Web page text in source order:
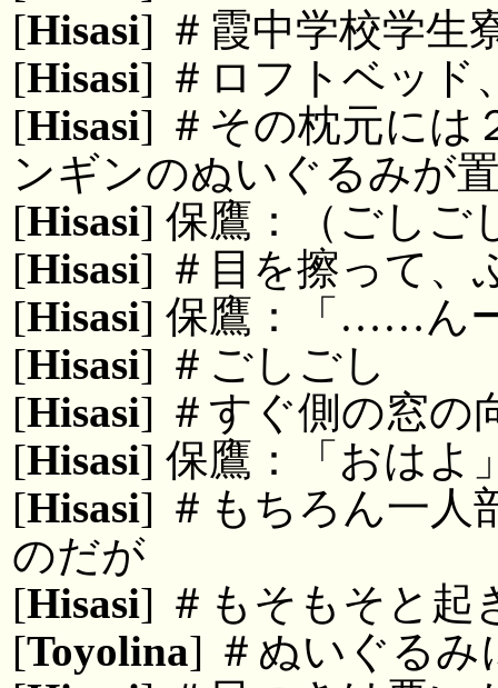
[Hisasi] ＃霞中学校学生
[Hisasi] ＃ロフトベッド
[Hisasi] ＃その枕元には
ンギンのぬいぐるみが
[Hisasi] 保鷹：（ごしご
[Hisasi] ＃目を擦って、
[Hisasi] 保鷹：「……ん
[Hisasi] ＃ごしごし
[Hisasi] ＃すぐ側の窓の
[Hisasi] 保鷹：「おはよ
[Hisasi] ＃もちろん一人
のだが
[Hisasi] ＃もそもそと起
[Toyolina] ＃ぬいぐるみ